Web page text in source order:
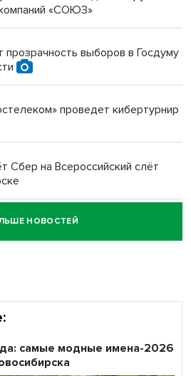
срок за избиение врачей
с женой вошли в топ-16
ВТБ открылось в Искитиме
«СОЮЗ»
прозрачность выборов в Госдуму
проведет кибертурнир
Сбер на Всероссийский слёт
обеспечит
ЕДГ в Новосибирской
НОВОСТЕЙ
самые модные имена-2026